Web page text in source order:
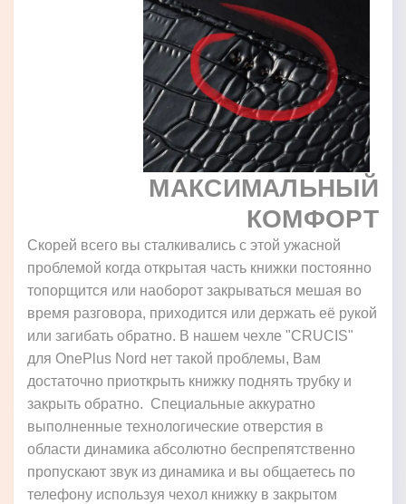
МАКСИМАЛЬНЫЙ
КОМФОРТ
Скорей всего вы сталкивались с этой ужасной
проблемой когда открытая часть книжки постоянно
топорщится или наоборот закрываться мешая во
время разговора, приходится или держать её рукой
или загибать обратно. В нашем чехле "CRUCIS"
для OnePlus Nord нет такой проблемы, Вам
достаточно приоткрыть книжку поднять трубку и
закрыть обратно. Специальные аккуратно
выполненные технологические отверстия в
области динамика абсолютно беспрепятственно
пропускают звук из динамика и вы общаетесь по
телефону используя чехол книжку в закрытом